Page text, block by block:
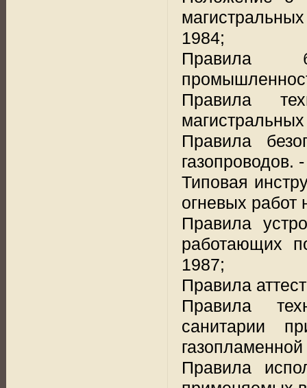
1984;
Правила
Правила
Правила
Типовая
огневых
Правила
работающих
1987;
Правила
Правила
санитарии
Правила